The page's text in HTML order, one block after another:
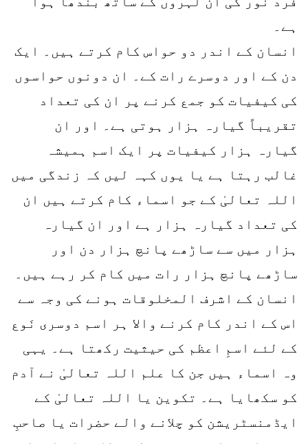
ہے۔
انسان کے اندر دو حواس کام کرتے ہیں۔ ایک
دن کے اور دوسرے رات کے۔ ان دونوں حواسوں
کی کیفیات کو جمع کرنے پر ان کی تعداد
تقریباً گیارہ ہزار ہوتی ہے۔ اور ان
گیارہ ہزار کیفیات پر ایک اسم ہمیشہ
غالب رہتا ہے یا یوں کہہ لیں کہ زندگی میں
اللہ تعالیٰ کے جو اسماء کام کرتے ہیں ان
کی تعداد گیارہ ہزار ہے اور ان گیارہ
ہزار میں سے ساڑھے پانچ ہزار دن اور
ساڑھے پانچ ہزار رات میں کام کر رہے ہیں۔
انسان کے اشرف المخلوقات ہونے کی وجہ سے
اس کے اندر کام کرنے والا ہر اسم دوسری نَوع
کے لئے اسمِ اعظم کی حیثیت رکھتا ہے۔ یہی
وہ اسماء ہیں جن کا علم اللہ تعالیٰ نے آدم
کو سکھایا ہے۔ تکوین یا اللہ تعالیٰ کے
ایڈمنسٹریشن کو چلانے والے حضرات یا صاحبِ